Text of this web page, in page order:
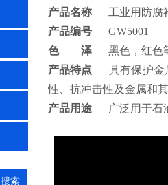
产品名称
工业用防腐
产品编号
GW5001
色 泽
黑色，红色
产品特点
具有保护金
性、抗冲击性及金属和
产品用途
广泛用于石
搜索